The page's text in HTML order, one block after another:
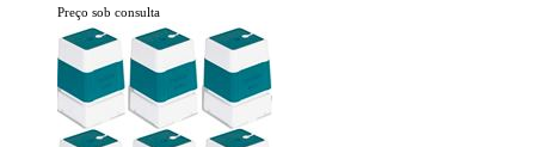
Preço sob consulta